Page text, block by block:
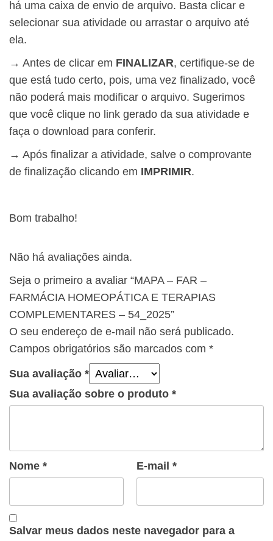
há uma caixa de envio de arquivo. Basta clicar e
selecionar sua atividade ou arrastar o arquivo até
ela.
→ Antes de clicar em FINALIZAR, certifique-se de
que está tudo certo, pois, uma vez finalizado, você
não poderá mais modificar o arquivo. Sugerimos
que você clique no link gerado da sua atividade e
faça o download para conferir.
→ Após finalizar a atividade, salve o comprovante
de finalização clicando em IMPRIMIR.
Bom trabalho!
Não há avaliações ainda.
Seja o primeiro a avaliar “MAPA – FAR –
FARMÁCIA HOMEOPÁTICA E TERAPIAS
COMPLEMENTARES – 54_2025”
O seu endereço de e-mail não será publicado.
Campos obrigatórios são marcados com *
Sua avaliação *
Sua avaliação sobre o produto *
Nome * E-mail *
Salvar meus dados neste navegador para a